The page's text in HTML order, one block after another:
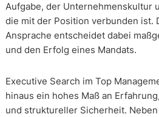
Aufgabe, der Unternehmenskultur
die mit der Position verbunden ist.
Ansprache entscheidet dabei
und den Erfolg eines Mandats.
Executive Search im Top
hinaus ein hohes Maß an
und struktureller Sicherheit.